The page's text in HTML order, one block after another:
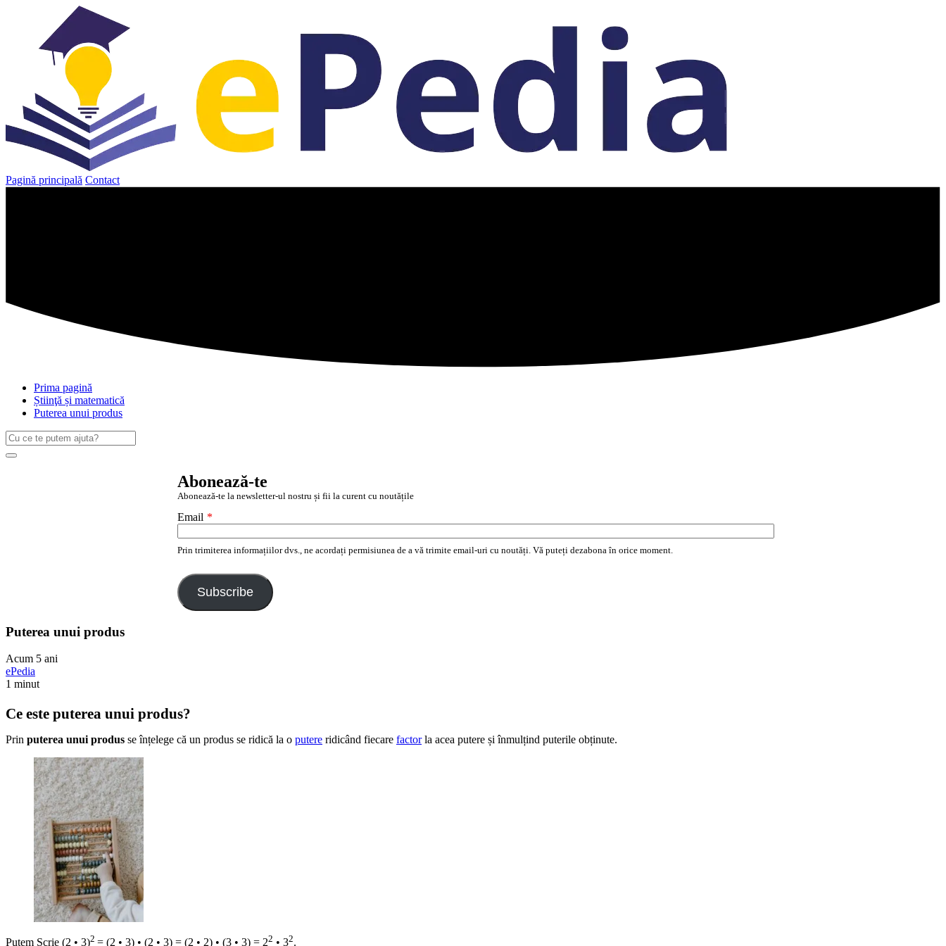
Pagină principală Contact
Prima pagină
Știinţă și matematică
Puterea unui produs
Caută
după:
Search
Abonează-te
Abonează-te la newsletter-ul nostru și fii la curent cu noutățile
Email *
Prin trimiterea informațiilor dvs., ne acordați permisiunea de a vă trimite email-uri cu noutăți. Vă puteți dezabona în orice moment.
Subscribe
Puterea unui produs
Acum 5 ani
ePedia
1 minut
Ce este puterea unui produs?
Prin puterea unui produs se înțelege că un produs se ridică la o putere ridicând fiecare factorla acea putere și înmulțind puterile obținute.
Putem Scrie (2 • 3)2 = (2 • 3) • (2 • 3) = (2 • 2) • (3 • 3) = 22 • 32.